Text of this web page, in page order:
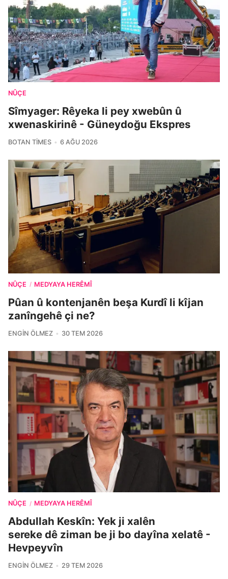
NÛÇE
Sîmyager: Rêyeka li pey xwebûn û
xwenaskirinê - Güneydoğu Ekspres
BOTAN TIMES 6 AĞU 2026
NÛÇE / MEDYAYA HERÊMÎ
Pûan û kontenjanên beşa Kurdî li kîjan
zanîngehê çi ne?
ENGIN ÖLMEZ 30 TEM 2026
NÛÇE / MEDYAYA HERÊMÎ
Abdullah Keskîn: Yek ji xalên
sereke dê ziman be ji bo dayîna xelatê -
Hevpeyvîn
ENGIN ÖLMEZ 29 TEM 2026